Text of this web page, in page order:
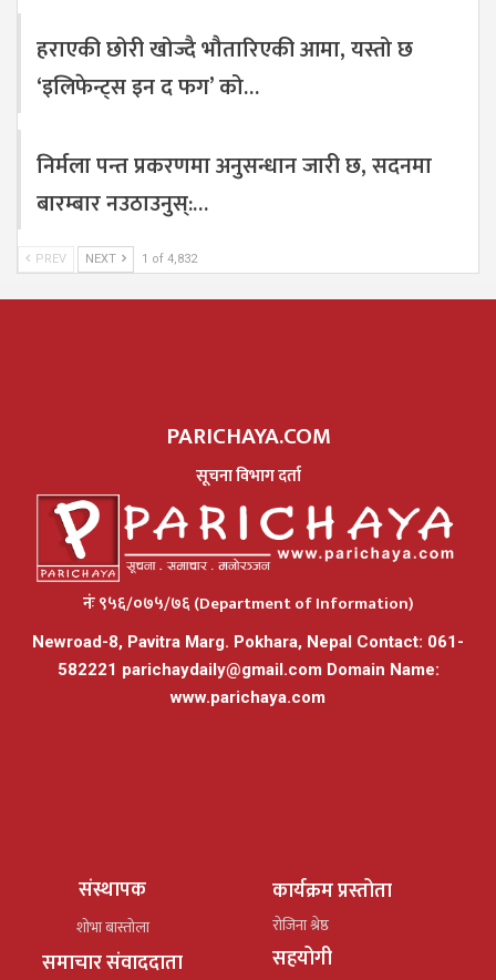
हराएकी छोरी खोज्दै भौतारिएकी आमा, यस्तो छ
‘इलिफेन्ट्स इन द फग’ को…
निर्मला पन्त प्रकरणमा अनुसन्धान जारी छ, सदनमा
बारम्बार नउठाउनुस्:…
PREV NEXT 1 of 4,832
PARICHAYA.COM
सूचना विभाग दर्ता
नंः ९५६/०७५/७६ (Department of Information)
Newroad-8, Pavitra Marg. Pokhara, Nepal Contact: 061-
582221 parichaydaily@gmail.comDomain Name:
www.parichaya.com
संस्थापक
शोभा बास्तोला
समाचार संवाददाता
कार्यक्रम प्रस्तोता
रोजिना श्रेष्ठ
सहयोगी